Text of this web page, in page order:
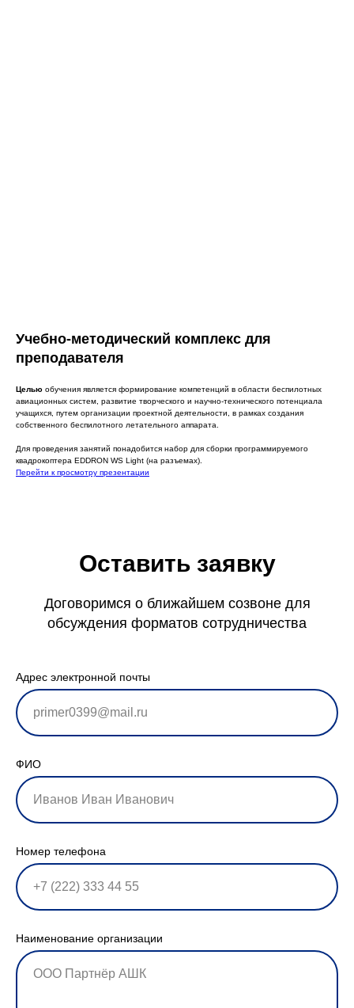
Учебно-методический комплекс для
преподавателя
Целью обучения является формирование компетенций в области беспилотных
авиационных систем, развитие творческого и научно-технического потенциала
учащихся, путем организации проектной деятельности, в рамках создания
собственного беспилотного летательного аппарата.
Для проведения занятий понадобится набор для сборки программируемого
квадрокоптера EDDRON WS Light (на разъемах).
Перейти к просмотру презентации
Оставить заявку
Договоримся о ближайшем созвоне для
обсуждения форматов сотрудничества
Адрес электронной почты
ФИО
Номер телефона
Наименование организации